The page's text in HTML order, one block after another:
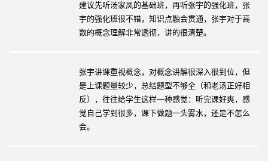
建议先听汤家凤的基础班，再听张宇的强化班，张
宇的强化班很不错，知识点融会贯通，张宇对于高
数的概念理解非常透彻，讲的很清楚。
张宇讲课重视概念，对概念讲解很深入很到位，但
是上课题量较少，总结题型不够全（和老汤正好相
反），往往给学生这样一种感觉：听完课好爽，感
觉自己学到很多，课下做题一头雾水，还是不怎么
会。